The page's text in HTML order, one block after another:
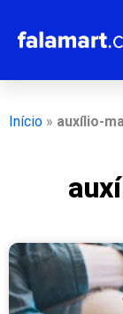
para
Início » auxílio-